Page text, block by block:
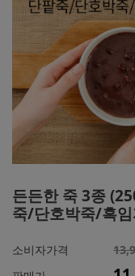
든든한 죽 3종
죽/단호박죽/흑
소비자가격